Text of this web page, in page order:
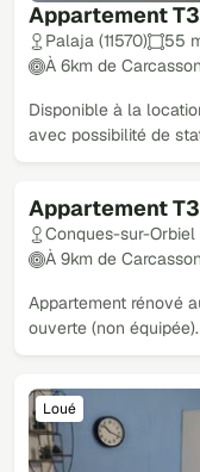
Appartement
Palaja (11570) 55
À 6km de
Disponible à la
avec possibilité de
Appartement
Loué
Conques-sur-Orbiel
À 9km de
Appartement rénové
ouverte (non
Loué